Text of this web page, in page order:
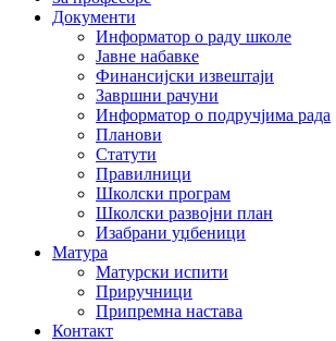
Документи
Информатор о раду школе
Јавне набавке
Финансијски извештаји
Завршни рачуни
Информатор о подручјима рада
Планови
Статути
Правилници
Школски програм
Школски развојни план
Изабрани уџбеници
Матура
Матурски испити
Приручници
Припремна настава
Контакт